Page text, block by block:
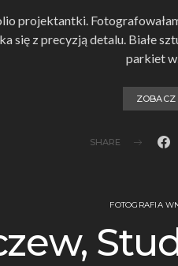
projektantki.
się z precyzją detalu. Białe
parkiet
ZOBACZ
SHARE
FOTOGRAFIA